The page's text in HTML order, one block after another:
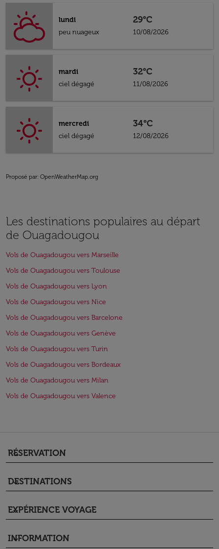
lundi
peu nuageux
29°C
10/08/2026
mardi
ciel dégagé
32°C
11/08/2026
mercredi
ciel dégagé
34°C
12/08/2026
Proposé par: OpenWeatherMap.org
Les destinations populaires au départ
de Ouagadougou
Vols de Ouagadougou vers Marseille
Vols de Ouagadougou vers Toulouse
Vols de Ouagadougou vers Lyon
Vols de Ouagadougou vers Nice
Vols de Ouagadougou vers Barcelone
Vols de Ouagadougou vers Genève
Vols de Ouagadougou vers Turin
Vols de Ouagadougou vers Bordeaux
Vols de Ouagadougou vers Milan
Vols de Ouagadougou vers Valence
RÉSERVATION
keyboard_arrow_down
DESTINATIONS
keyboard_arrow_down
EXPÉRIENCE VOYAGE
keyboard_arrow_down
INFORMATION
keyboard_arrow_down